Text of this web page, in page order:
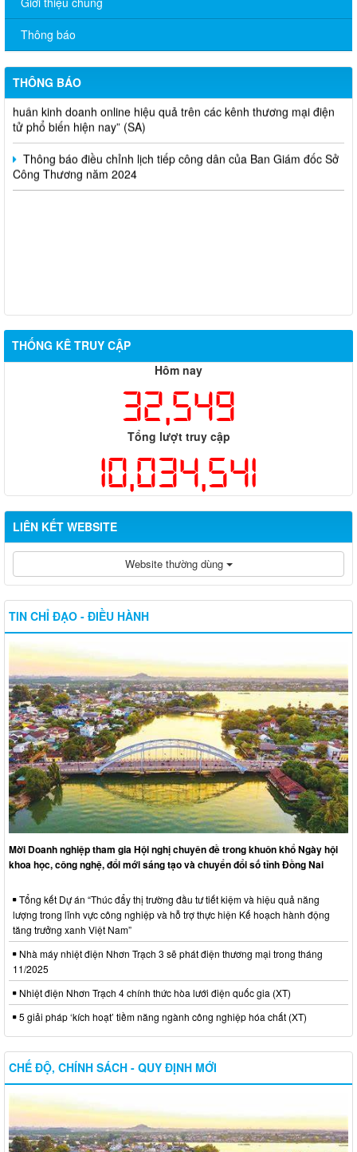
Thông báo
THÔNG BÁO
và hoạt động mua bán khí trên địa bàn tỉnh năm 2025 (nhắc lần
2).
Thông báo bán thanh lý tài sản công theo hình thức chỉ định
Thông báo lựa chọn nhà thầu thực hiện gói thầu: “tổ chức tập
huấn kinh doanh online hiệu quả trên các kênh thương mại điện
tử phổ biến hiện nay” (SA)
Thông báo điều chỉnh lịch tiếp công dân của Ban Giám đốc Sở
Công Thương năm 2024
THỐNG KÊ TRUY CẬP
Hôm nay
32,549
Tổng lượt truy cập
10,034,541
LIÊN KẾT WEBSITE
Website thường dùng
TIN CHỈ ĐẠO - ĐIỀU HÀNH
Mời Doanh nghiệp tham gia Hội nghị chuyên đề trong khuôn khổ Ngày hội
khoa học, công nghệ, đổi mới sáng tạo và chuyển đổi số tỉnh Đồng Nai
Tổng kết Dự án “Thúc đẩy thị trường đầu tư tiết kiệm và hiệu quả năng
lượng trong lĩnh vực công nghiệp và hỗ trợ thực hiện Kế hoạch hành động
tăng trưởng xanh Việt Nam”
Nhà máy nhiệt điện Nhơn Trạch 3 sẽ phát điện thương mại trong tháng
11/2025
Nhiệt điện Nhơn Trạch 4 chính thức hòa lưới điện quốc gia (XT)
5 giải pháp ‘kích hoạt’ tiềm năng ngành công nghiệp hóa chất (XT)
CHẾ ĐỘ, CHÍNH SÁCH - QUY ĐỊNH MỚI